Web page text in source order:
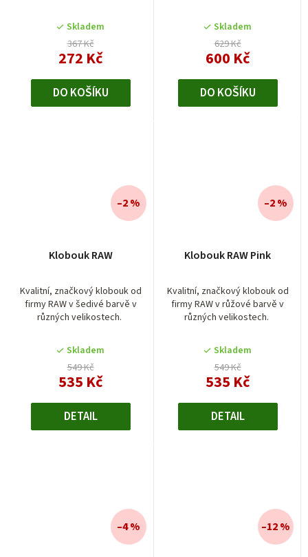
Skladem
367 Kč
272 Kč
DO KOŠÍKU
Skladem
629 Kč
600 Kč
DO KOŠÍKU
Klobouk RAW
Kvalitní, značkový klobouk od
firmy RAW v šedivé barvě v
různých velikostech.
hodnocení
je
5,0
z
hvězdiček.
Skladem
549 Kč
535 Kč
–2 %
DETAIL
Klobouk RAW Pink
Kvalitní, značkový klobouk od
firmy RAW v růžové barvě v
různých velikostech.
Skladem
549 Kč
535 Kč
–2 %
DETAIL
–4 % –12 %